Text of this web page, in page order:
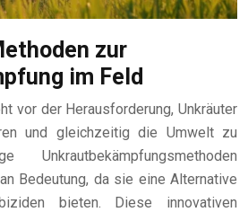
zur
im Feld
vor der Herausforderung, Unkräuter
und gleichzeitig die Umwelt zu
Unkrautbekämpfungsmethoden
Bedeutung, da sie eine Alternative
bieten. Diese innovativen